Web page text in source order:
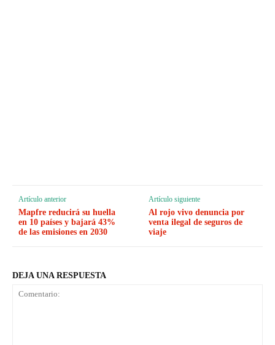
Artículo anterior
Mapfre reducirá su huella
en 10 países y bajará 43%
de las emisiones en 2030
Artículo siguiente
Al rojo vivo denuncia por
venta ilegal de seguros de
viaje
DEJA UNA RESPUESTA